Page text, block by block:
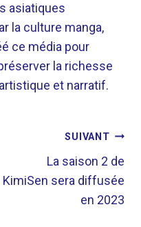
asiatiques
la culture manga,
ce média pour
la richesse
et narratif.
SUIVANT
La saison 2 de
KimiSen sera diffusée
en 2023